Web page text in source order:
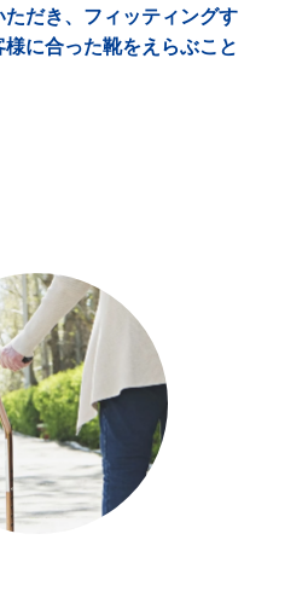
だき、フィッティングす
に合った靴をえらぶこと